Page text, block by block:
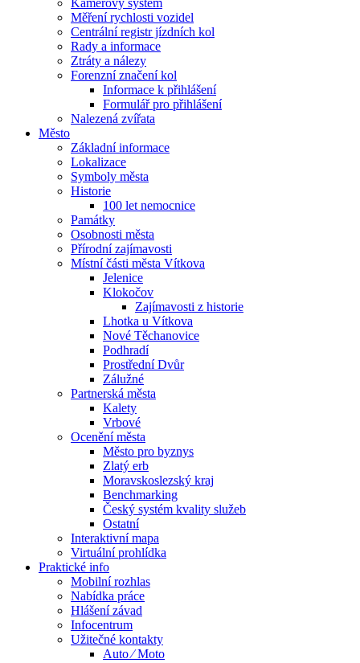
Kamerový systém
Měření rychlosti vozidel
Centrální registr jízdních kol
Rady a informace
Ztráty a nálezy
Forenzní značení kol
Informace k přihlášení
Formulář pro přihlášení
Nalezená zvířata
Město
Základní informace
Lokalizace
Symboly města
Historie
100 let nemocnice
Památky
Osobnosti města
Přírodní zajímavosti
Místní části města Vítkova
Jelenice
Klokočov
Zajímavosti z historie
Lhotka u Vítkova
Nové Těchanovice
Podhradí
Prostřední Dvůr
Zálužné
Partnerská města
Kalety
Vrbové
Ocenění města
Město pro byznys
Zlatý erb
Moravskoslezský kraj
Benchmarking
Český systém kvality služeb
Ostatní
Interaktivní mapa
Virtuální prohlídka
Praktické info
Mobilní rozhlas
Nabídka práce
Hlášení závad
Infocentrum
Užitečné kontakty
Auto ⁄ Moto